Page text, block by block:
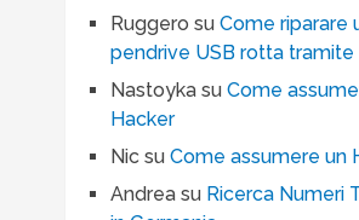
Ruggero su Come riparare
pendrive USB rotta tramite
Nastoykasu Come
Hacker
Nicsu Come assumere un
Andreasu Ricerca Numeri